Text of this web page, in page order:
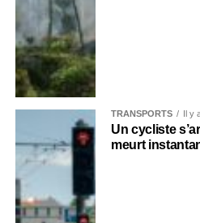
TRANSPORTS Il y
Un cycliste
meurt